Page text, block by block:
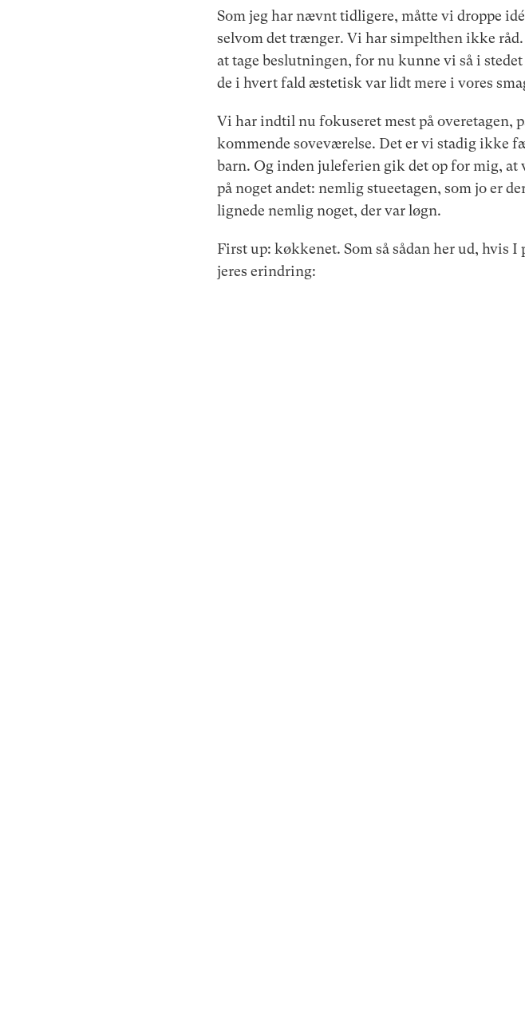
Som jeg har nævnt tidligere, måtte vi droppe
selvom det trænger. Vi har simpelthen ikke
at tage beslutningen, for nu kunne vi så i
de i hvert fald æstetisk var lidt mere i vores
Vi har indtil nu fokuseret mest på overetagen,
kommende soveværelse. Det er vi stadig ikke
barn. Og inden juleferien gik det op for mig,
på noget andet: nemlig stueetagen, som jo er
lignede nemlig noget, der var løgn.
First up: køkkenet. Som så sådan her ud, hvis
jeres erindring: